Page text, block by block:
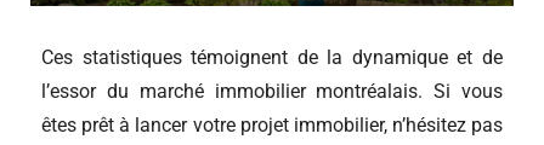
Ces statistiques témoignent de la dynamique et de
l’essor du marché immobilier montréalais. Si vous
êtes prêt à lancer votre projet immobilier, n’hésitez pas